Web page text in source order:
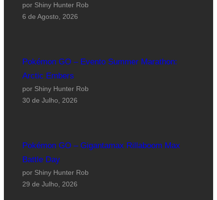
por Shiny Hunter Rob
6 de Agosto, 2026
Pokémon GO – Evento Summer Marathon:
Arctic Embers
por Shiny Hunter Rob
30 de Julho, 2026
Pokémon GO – Gigantamax Rillaboom Max
Battle Day
por Shiny Hunter Rob
29 de Julho, 2026